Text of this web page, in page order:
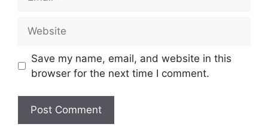
Save my name, email, and website in this
browser for the next time I comment.